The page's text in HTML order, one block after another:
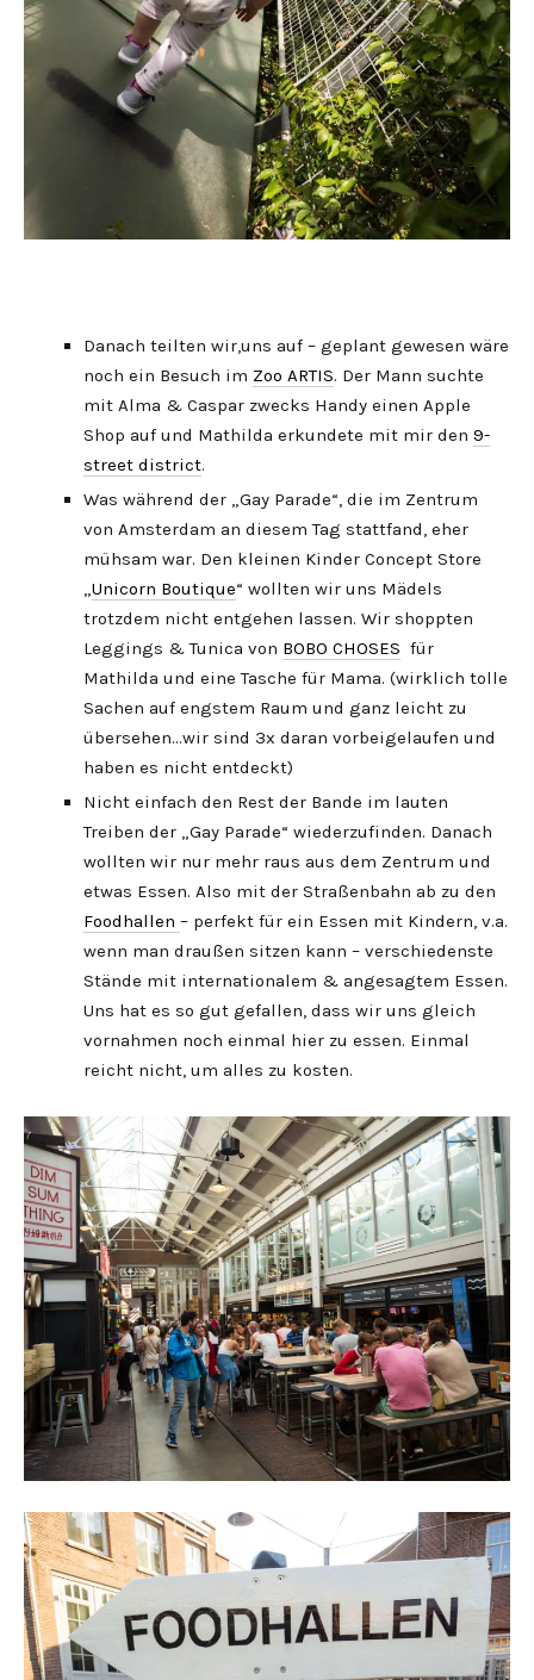
Danach teilten wir,uns auf – geplant gewesen wäre
noch ein Besuch im Zoo ARTIS. Der Mann suchte
mit Alma & Caspar zwecks Handy einen Apple
Shop auf und Mathilda erkundete mit mir den 9-
street district.
Was während der „Gay Parade“, die im Zentrum
von Amsterdam an diesem Tag stattfand, eher
mühsam war. Den kleinen Kinder Concept Store
„Unicorn Boutique“ wollten wir uns Mädels
trotzdem nicht entgehen lassen. Wir shoppten
Leggings & Tunica von BOBO CHOSES für
Mathilda und eine Tasche für Mama. (wirklich tolle
Sachen auf engstem Raum und ganz leicht zu
übersehen…wir sind 3x daran vorbeigelaufen und
haben es nicht entdeckt)
Nicht einfach den Rest der Bande im lauten
Treiben der „Gay Parade“ wiederzufinden. Danach
wollten wir nur mehr raus aus dem Zentrum und
etwas Essen. Also mit der Straßenbahn ab zu den
Foodhallen – perfekt für ein Essen mit Kindern, v.a.
wenn man draußen sitzen kann – verschiedenste
Stände mit internationalem & angesagtem Essen.
Uns hat es so gut gefallen, dass wir uns gleich
vornahmen noch einmal hier zu essen. Einmal
reicht nicht, um alles zu kosten.